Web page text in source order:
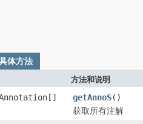
体方法
方法和说明
getAnnoS()
获取所有注解